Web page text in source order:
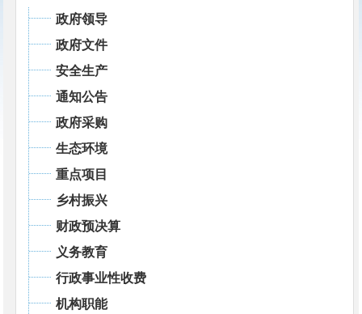
政府领导
政府文件
安全生产
通知公告
政府采购
生态环境
重点项目
乡村振兴
财政预决算
义务教育
行政事业性收费
机构职能